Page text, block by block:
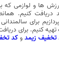
ها و لوازمی که
دریافت کنیم.
برای
کنیم. برای
تخفیف زیمد و کد